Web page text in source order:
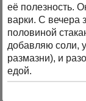
её полезность.
варки. С вечера
половиной
добавляю соли,
размазни), и
едой.